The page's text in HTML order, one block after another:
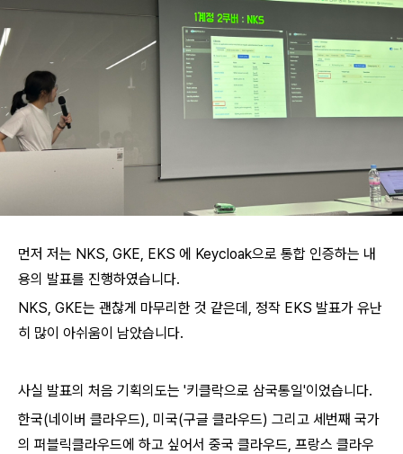
먼저 저는 NKS, GKE, EKS 에 Keycloak으로 통합 인증하는 내
용의 발표를 진행하였습니다.
NKS, GKE는 괜찮게 마무리한 것 같은데, 정작 EKS 발표가 유난
히 많이 아쉬움이 남았습니다.
사실 발표의 처음 기획의도는 '키클락으로 삼국통일'이었습니다.
한국(네이버 클라우드), 미국(구글 클라우드) 그리고 세번째 국가
의 퍼블릭클라우드에 하고 싶어서 중국 클라우드, 프랑스 클라우